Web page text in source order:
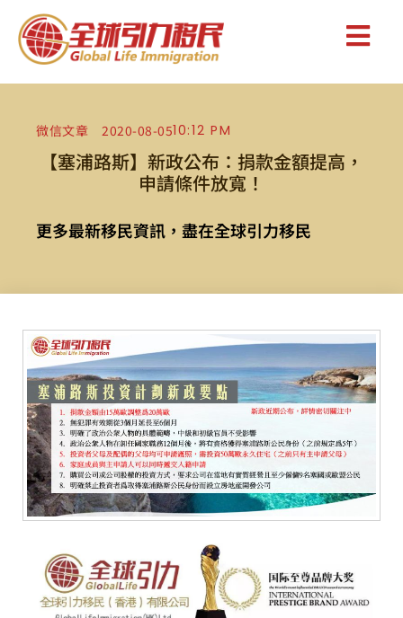
微信文章 2020-08-0510:12 PM
【塞浦路斯】新政公布：捐款金額提高，
申請條件放寬！
更多最新移民資訊，盡在全球引力移民